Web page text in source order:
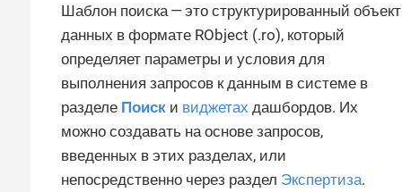
Шаблон поиска — это структурированный объект
данных в формате RObject (.ro), который
определяет параметры и условия для
выполнения запросов к данным в системе в
разделе Поиск и виджетах дашбордов. Их
можно создавать на основе запросов,
введенных в этих разделах, или
непосредственно через раздел Экспертиза.